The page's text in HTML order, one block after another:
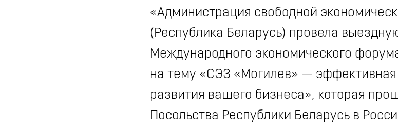
«Администрация свободной
(Республика Беларусь) провела
Международного экономического
на тему «СЭЗ «Могилев» —
развития вашего бизнеса», которая
Посольства Республики Беларусь в